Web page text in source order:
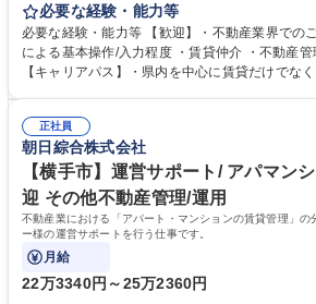
メンテナンス業務・紹介物件の調査・写真撮り
居までの段取りなど ＊お客様の案内時に私用車を使用します。ガソリン代
などは会社規 程により支給します。※初心者の
舗内のスタッフが一緒に指導しますのでご安心
す。 募集職種 【能代市】アパマンショップの窓口スタッフ/北東北管理戸
数1位
必要な経験・能力等
必要な経験・能力等 【歓迎】・不動産業界での
による基本操作/入力程度 ・賃貸仲介 ・不動産
【キャリアパス】・県内を中心に賃貸だけでなく、 開発、管理、売買
与反映されます。 【当社の魅力】創業当初から
ーザンハピネッツをはじめとした地域のスポーツ
付を実施しています。地場に根付いた企業とし
立つ仕事を行います。 学歴・資格 学歴：大学院 大学 高専 短大 専修学校
高校 語学力： 資格：宅地建物取引士 第一種運転
正社員
朝日綜合株式会社
【横手市】運営サポート/ アパマン
迎 その他不動産管理/運用
不動産業における「アパート・マンションの賃貸管理」の
ー様の運営サポートを行う仕事です。
月給
22万3340円～25万2360円